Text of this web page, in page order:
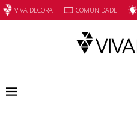
VIVA DECORA COMUNIDADE